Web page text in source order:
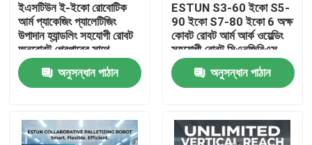
বাড়ি
পণ্য
ইএসটিউন ই-ইকো রোবোটিক
আর্ম প্যাকেজিং প্যালেটিজিং
উপাদান হ্যান্ডলিং সহযোগী রোবট
অনরোবট গ্রেপারের সাথে
অনুসন্ধান পাঠান
ESTUN S3-60 ইকো S5-
90 ইকো S7-80 ইকো 6 অক্ষ
কোবট রোবট আর্ম আর্ক ওয়েল্ডিং
সহযোগী রোবট সিএনজিবিএস
ওয়েল্ডিং পজিশনার
অনুসন্ধান পাঠান